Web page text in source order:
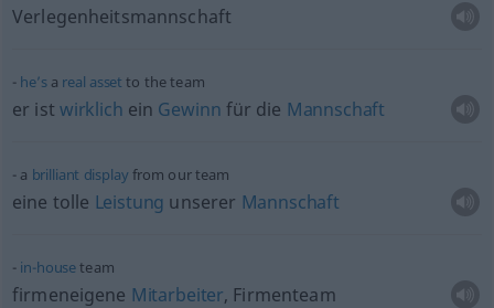
Verlegenheitsmannschaft
he’sa real asset to the team
er ist wirklich ein Gewinn für die Mannschaft
a brilliant displayfrom our team
eine tolle Leistung unserer Mannschaft
in-houseteam
firmeneigene Mitarbeiter, Firmenteam